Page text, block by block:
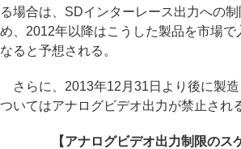
る場合は、SDインターレース出力への
め、2012年以降はこうした製品を市場で
なると予想される。
さらに、2013年12月31日より後に製造
ついてはアナログビデオ出力が禁止され
【アナログビデオ出力制限のス